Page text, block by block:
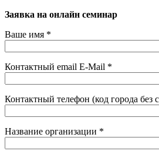
Заявка на онлайн семинар
Ваше имя *
Контактный email E-Mail *
Контактный телефон (код города без
Название организации *